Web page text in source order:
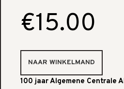
€15.00
100 jaar Algemene Centrale